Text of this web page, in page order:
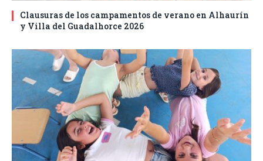
Clausuras de los campamentos de verano en Alhaurín
y Villa del Guadalhorce 2026